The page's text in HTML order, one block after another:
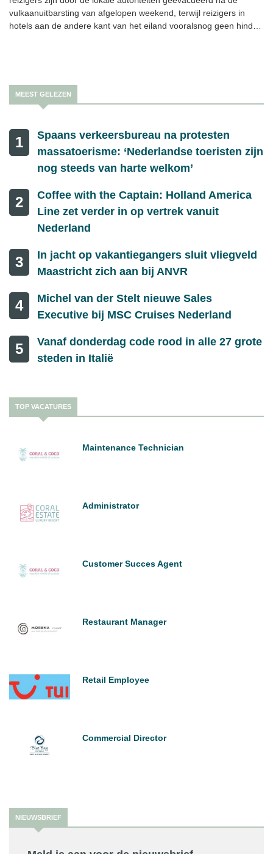
vulkaanuitbarsting van afgelopen weekend, terwijl reizigers in
hotels aan de andere kant van het eiland vooralsnog geen hinder
MEEST GELEZEN
1
Spaans verkeersbureau na protesten
massatoerisme: ‘Nederlandse toeristen zijn
nog steeds van harte welkom’
2
Coffee with the Captain: Holland America
Line zet verder in op vertrek vanuit
Nederland
3
In jacht op vakantiegangers sluit vliegveld
Maastricht zich aan bij ANVR
4
Michel van der Stelt nieuwe Sales
Executive bij MSC Cruises Nederland
5
Vanaf donderdag code rood in alle 27 grote
steden in Italië
TOP VACATURES
Maintenance Technician
Administrator
Customer Succes Agent
Restaurant Manager
Retail Employee
Commercial Director
NIEUWSBRIEF